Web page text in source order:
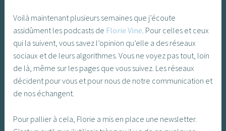
Voilà maintenant plusieurs semaines que j’écoute
assidûment les podcasts de Florie Vine . Pour celles et ceux
qui la suivent, vous savez l’opinion qu’elle a des réseaux
sociaux et de leurs algorithmes. Vous ne voyez pas tout, loin
de là, même sur les pages que vous suivez. Les réseaux
décident pour vous et pour nous de notre communication et
de nos échangent.
Pour pallier à cela, Florie a mis en place une newsletter.